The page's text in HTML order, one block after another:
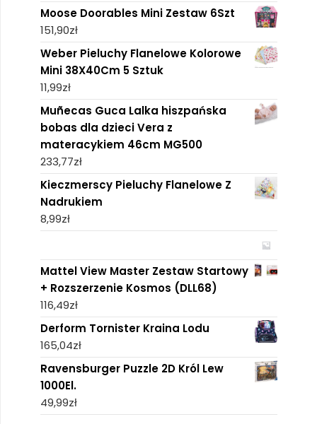
Moose Doorables Mini Zestaw 6Szt
151,90zł
Weber Pieluchy Flanelowe Kolorowe
Mini 38X40Cm 5 Sztuk
11,99zł
Muñecas Guca Lalka hiszpańska
bobas dla dzieci Vera z
materacykiem 46cm MG500
233,77zł
Kieczmerscy Pieluchy Flanelowe Z
Nadrukiem
8,99zł
Mattel View Master Zestaw Startowy
+ Rozszerzenie Kosmos (DLL68)
116,49zł
Derform Tornister Kraina Lodu
165,04zł
Ravensburger Puzzle 2D Król Lew
1000El.
49,99zł